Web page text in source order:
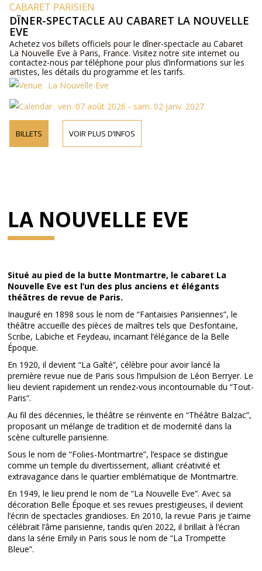
CABARET PARISIEN
DÎNER-SPECTACLE AU CABARET LA NOUVELLE
EVE
Achetez vos billets officiels pour le dîner-spectacle au Cabaret
La Nouvelle Eve à Paris, France. Visitez notre site internet ou
contactez-nous par téléphone pour plus d’informations sur les
artistes, les détails du programme et les tarifs.
La Nouvelle Eve
ven. 07 août 2026 - sam. 02 janv. 2027
BILLETS VOIR PLUS D’INFOS
LA NOUVELLE EVE
Situé au pied de la butte Montmartre, le cabaret La
Nouvelle Eve est l’un des plus anciens et élégants
théâtres de revue de Paris.
Inauguré en 1898 sous le nom de “Fantaisies Parisiennes”, le
théâtre accueille des pièces de maîtres tels que Desfontaine,
Scribe, Labiche et Feydeau, incarnant l’élégance de la Belle
Époque.
En 1920, il devient “La Gaîté”, célèbre pour avoir lancé la
première revue nue de Paris sous l’impulsion de Léon Berryer. Le
lieu devient rapidement un rendez-vous incontournable du “Tout-
Paris”.
Au fil des décennies, le théâtre se réinvente en “Théâtre Balzac”,
proposant un mélange de tradition et de modernité dans la
scène culturelle parisienne.
Sous le nom de “Folies-Montmartre”, l’espace se distingue
comme un temple du divertissement, alliant créativité et
extravagance dans le quartier emblématique de Montmartre.
En 1949, le lieu prend le nom de “La Nouvelle Eve”. Avec sa
décoration Belle Époque et ses revues prestigieuses, il devient
l’écrin de spectacles grandioses. En 2010, la revue Paris je t’aime
célébrait l’âme parisienne, tandis qu’en 2022, il brillait à l’écran
dans la série Emily in Paris sous le nom de “La Trompette
Bleue”.